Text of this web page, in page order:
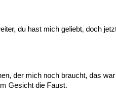
du hast mich geliebt, doch
der mich noch braucht, das war
Gesicht die Faust.